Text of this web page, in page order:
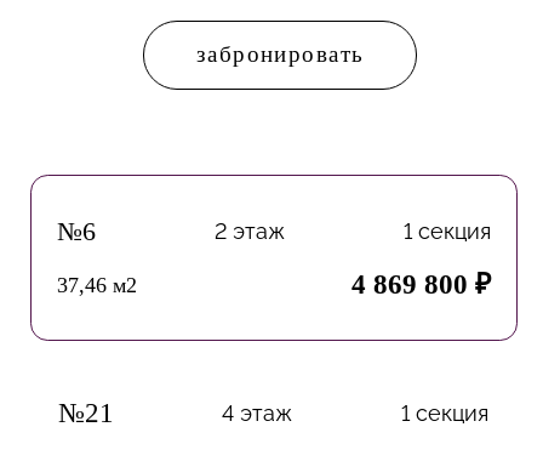
забронировать
№6 2 этаж 1 секция
37,46 м2 4 869 800 ₽
№21 4 этаж 1 секция